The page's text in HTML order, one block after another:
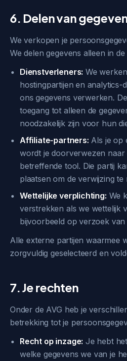
6. Delen van
We verkopen je
We delen gegevens alleen in
Dienstverleners: We
hostingpartijen en analytics-
ons gegevens verwerken.
toegang tot alleen de
noodzakelijk zijn voor hun
Affiliate-partners: Als je op
wordt je doorverwezen naar
betreffende tool. Die partij
plaatsen om de verwijzing te
Wettelijke verplichting: We
verstrekken als we wettelijk
bijvoorbeeld op verzoek van
Alle externe partijen waarmee
zorgvuldig geselecteerd en
7. Je rechten
Onder de AVG heb je
betrekking tot je
Recht op inzage: Je hebt
welke gegevens we van je